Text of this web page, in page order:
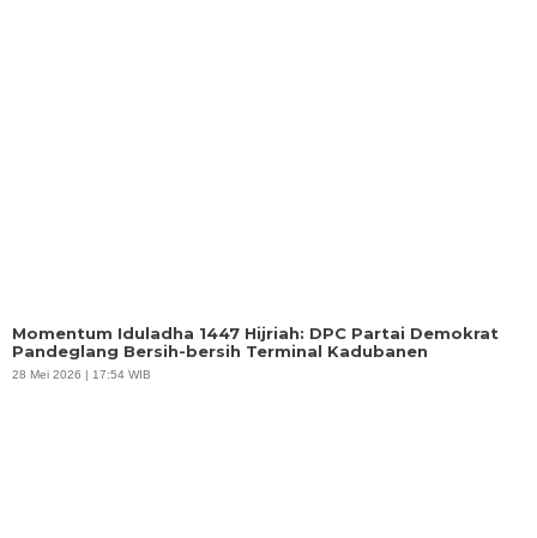
Momentum Iduladha 1447 Hijriah: DPC Partai Demokrat
Pandeglang Bersih-bersih Terminal Kadubanen
28 Mei 2026 | 17:54 WIB